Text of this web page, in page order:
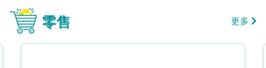
零售 更多